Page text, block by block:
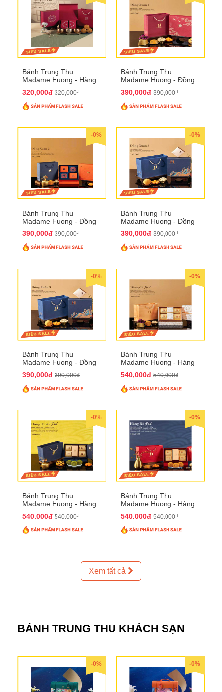
Bánh Trung Thu
Madame Huong - Hàng
320,000đ 320,000₫
Bánh Trung Thu
Madame Huong - Đồng
390,000đ 390,000₫
-0%
Bánh Trung Thu
Madame Huong - Đồng
390,000đ 390,000₫
-0%
Bánh Trung Thu
Madame Huong - Đồng
390,000đ 390,000₫
-0%
Bánh Trung Thu
Madame Huong - Đồng
390,000đ 390,000₫
-0%
Bánh Trung Thu
Madame Huong - Hàng
540,000đ 540,000₫
-0%
Bánh Trung Thu
Madame Huong - Hàng
540,000đ 540,000₫
-0%
Bánh Trung Thu
Madame Huong - Hàng
540,000đ 540,000₫
Xem tất cả
BÁNH TRUNG THU KHÁCH SẠN
-0% -0%